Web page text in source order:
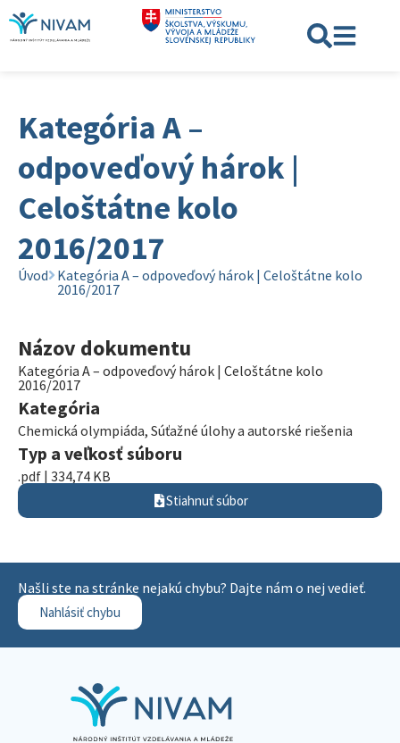
Kategória A –
odpoveďový hárok |
Celoštátne kolo
2016/2017
Úvod Kategória A – odpoveďový hárok | Celoštátne kolo
2016/2017
Názov dokumentu
Kategória A – odpoveďový hárok | Celoštátne kolo
2016/2017
Kategória
Chemická olympiáda, Súťažné úlohy a autorské riešenia
Typ a veľkosť súboru
.pdf | 334,74 KB
Stiahnuť súbor
Našli ste na stránke nejakú chybu? Dajte nám o nej vedieť.
Nahlásiť chybu